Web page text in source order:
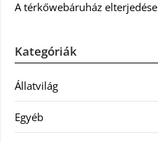
A térkőwebáruház
Kategóriák
Állatvilág
Egyéb